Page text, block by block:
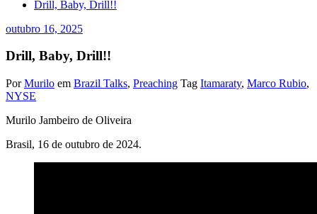
Drill, Baby, Drill!!
outubro 16, 2025
Drill, Baby, Drill!!
PorMurilo em Brazil Talks, Preaching Tag Itamaraty, Marco Rubio,
NYSE
Murilo Jambeiro de Oliveira
Brasil, 16 de outubro de 2024.